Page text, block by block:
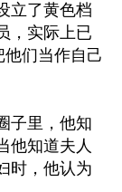
立了黄色档
，实际上已
他们当作自己
子里，他知
他知道夫人
时，他认为